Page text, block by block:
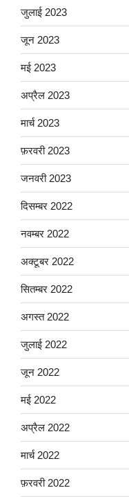
जुलाई 2023
जून 2023
मई 2023
अप्रैल 2023
मार्च 2023
फ़रवरी 2023
जनवरी 2023
दिसम्बर 2022
नवम्बर 2022
अक्टूबर 2022
सितम्बर 2022
अगस्त 2022
जुलाई 2022
जून 2022
मई 2022
अप्रैल 2022
मार्च 2022
फ़रवरी 2022